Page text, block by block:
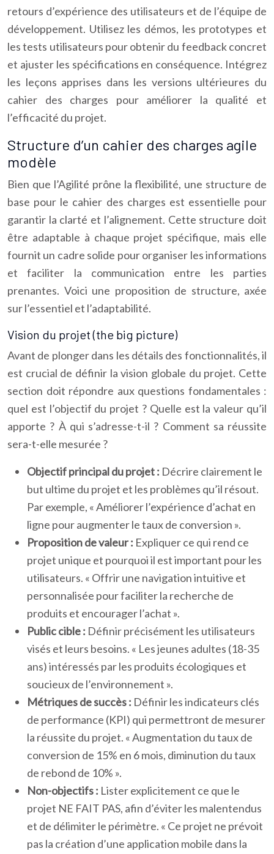
retours d’expérience des utilisateurs et de l’équipe de
développement. Utilisez les démos, les prototypes et
les tests utilisateurs pour obtenir du feedback concret
et ajuster les spécifications en conséquence. Intégrez
les leçons apprises dans les versions ultérieures du
cahier des charges pour améliorer la qualité et
l’efficacité du projet.
Structure d’un cahier des charges agile
modèle
Bien que l’Agilité prône la flexibilité, une structure de
base pour le cahier des charges est essentielle pour
garantir la clarté et l’alignement. Cette structure doit
être adaptable à chaque projet spécifique, mais elle
fournit un cadre solide pour organiser les informations
et faciliter la communication entre les parties
prenantes. Voici une proposition de structure, axée
sur l’essentiel et l’adaptabilité.
Vision du projet (the big picture)
Avant de plonger dans les détails des fonctionnalités, il
est crucial de définir la vision globale du projet. Cette
section doit répondre aux questions fondamentales :
quel est l’objectif du projet ? Quelle est la valeur qu’il
apporte ? À qui s’adresse-t-il ? Comment sa réussite
sera-t-elle mesurée ?
Objectif principal du projet : Décrire clairement le
but ultime du projet et les problèmes qu’il résout.
Par exemple, « Améliorer l’expérience d’achat en
ligne pour augmenter le taux de conversion ».
Proposition de valeur : Expliquer ce qui rend ce
projet unique et pourquoi il est important pour les
utilisateurs. « Offrir une navigation intuitive et
personnalisée pour faciliter la recherche de
produits et encourager l’achat ».
Public cible : Définir précisément les utilisateurs
visés et leurs besoins. « Les jeunes adultes (18-35
ans) intéressés par les produits écologiques et
soucieux de l’environnement ».
Métriques de succès : Définir les indicateurs clés
de performance (KPI) qui permettront de mesurer
la réussite du projet. « Augmentation du taux de
conversion de 15% en 6 mois, diminution du taux
de rebond de 10% ».
Non-objectifs : Lister explicitement ce que le
projet NE FAIT PAS, afin d’éviter les malentendus
et de délimiter le périmètre. « Ce projet ne prévoit
pas la création d’une application mobile dans la